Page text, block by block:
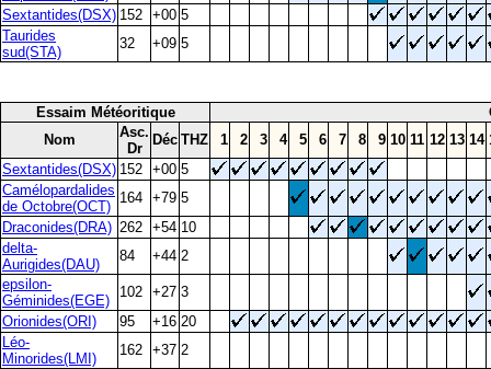
Sextantides(DSX) 152 +00 5
Taurides
sud(STA)
32 +09 5
Essaim Météoritique
Nom
Asc.
Dr
Déc THZ 1 2 3 4 5 6 7 8 9 10 11 12 13 14
Sextantides(DSX) 152 +00 5
Camélopardalides
de Octobre(OCT)
164 +79 5
Draconides(DRA) 262 +54 10
delta-
Aurigides(DAU)
84 +44 2
epsilon-
Géminides(EGE)
102 +27 3
Orionides(ORI)
95 +16 20
Léo-
Minorides(LMI)
162 +37 2